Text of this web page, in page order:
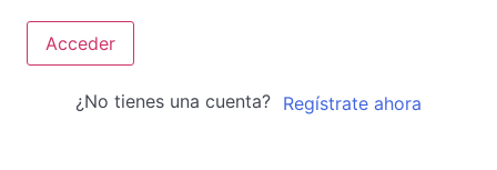
Acceder
¿No tienes una cuenta? Regístrate ahora